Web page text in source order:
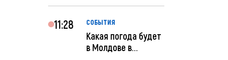
ар...
11:28 СОБЫТИЯ
Какая погода будет
в Молдове в